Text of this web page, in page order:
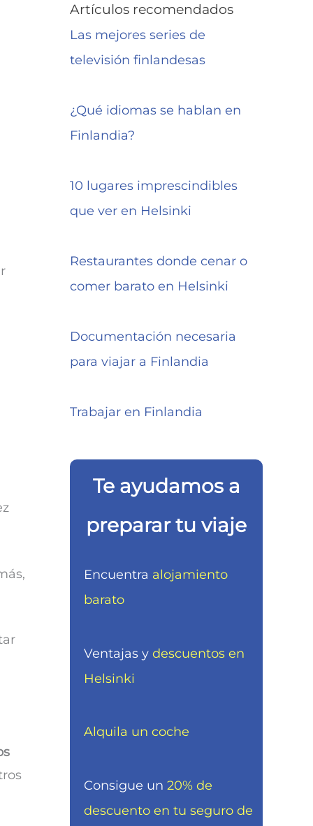
c
a
r
o
r
Artículos recomendados
Las mejores series de
televisión finlandesas
¿Qué idiomas se hablan en
Finlandia?
10 lugares imprescindibles
que ver en Helsinki
Restaurantes donde cenar o
comer barato en Helsinki
Documentación necesaria
para viajar a Finlandia
Trabajar en Finlandia
Te ayudamos a
preparar tu viaje
Encuentra alojamiento
barato
Ventajas y descuentos en
Helsinki
Alquila un coche
Consigue un 20% de
descuento en tu seguro de